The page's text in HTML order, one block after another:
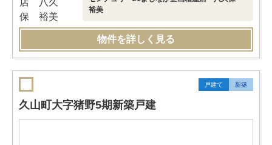
裕美
物件を詳しく見る
戸建て 新築
久山町大字猪野5期新築戸建